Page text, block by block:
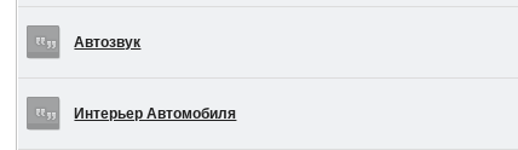
Автозвук
Интерьер Автомобиля